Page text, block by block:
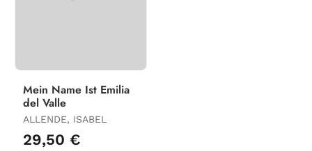
Mein Name Ist Emilia
del Valle
ALLENDE, ISABEL
29,50 €